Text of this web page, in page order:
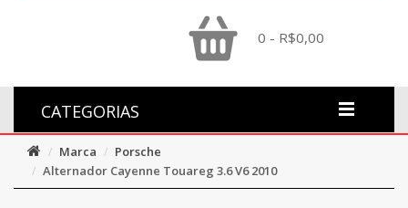
0 - R$0,00
CATEGORIAS
Marca
Porsche
Alternador Cayenne Touareg 3.6 V6 2010